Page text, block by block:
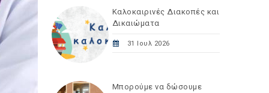
Καλοκαιρινές Διακοπές και
Δικαιώματα
31 Ιουλ 2026
Μπορούμε να δώσουμε